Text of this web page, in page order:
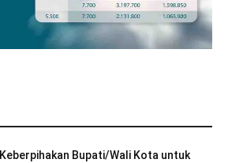
Keberpihakan Bupati/Wali Kota untuk